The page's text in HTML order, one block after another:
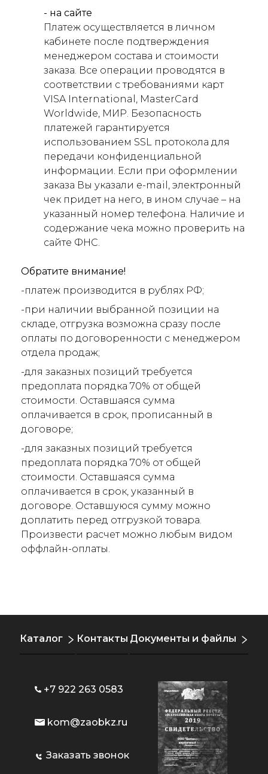
- на сайте
Платеж осуществляется в личном
кабинете после подтверждения
менеджером состава и стоимости
заказа. Все операции проводятся в
соответствии с требованиями карт
VISA International, MasterCard
Worldwide, МИР. Безопасность
платежей гарантируется
использованием SSL протокола для
передачи конфиденциальной
информации. Если при оформлении
заказа Вы указали e-mail, электронный
чек придет на него, в ином случае – на
указанный номер телефона. Наличие и
содержание чека можно проверить на
сайте ФНС.
Обратите внимание!
-платеж производится в рублях РФ;
-при наличии выбранной позиции на
складе, отгрузка возможна сразу после
оплаты по договоренности с менеджером
отдела продаж;
-для заказных позиций требуется
предоплата порядка 70% от общей
стоимости. Оставшаяся сумма
оплачивается в срок, прописанный в
договоре;
-для заказных позиций требуется
предоплата порядка 70% от общей
стоимости. Оставшаяся сумма
оплачивается в срок, указанный в
договоре. Оставшуюся сумму можно
доплатить перед отгрузкой товара.
Произвести расчет можно любым видом
оффлайн-оплаты.
Каталог Контакты Документы и файлы
+7 922 263 0583
kom@zaobkz.ru
Заказать звонок